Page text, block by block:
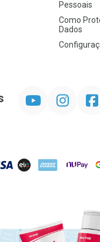
Pessoais
Como
Dados
Instagram
ELO AMEX NuPay
Destaque